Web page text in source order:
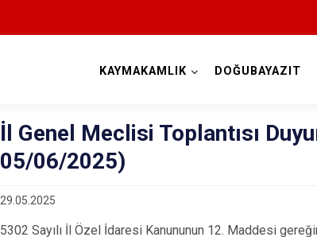
KAYMAKAMLIK DOĞUBAYAZIT
İl Genel Meclisi Toplantısı
05/06/2025)
29.05.2025
5302 Sayılı İl Özel İdaresi Kanununun 12. Maddesi